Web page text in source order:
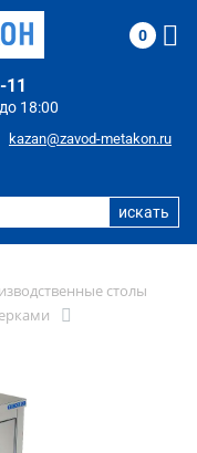
18:00
11
kazan@zavod-metakon.ru
0
столы